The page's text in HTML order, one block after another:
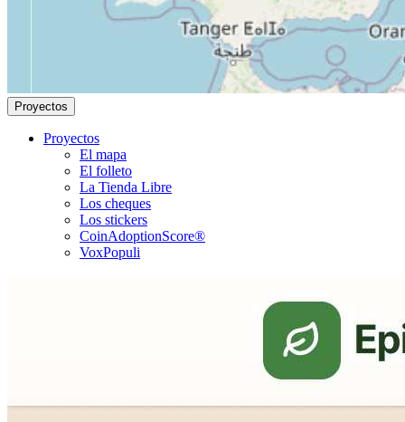
Proyectos
Proyectos
El mapa
El folleto
La Tienda Libre
Los cheques
Los stickers
CoinAdoptionScore®
VoxPopuli